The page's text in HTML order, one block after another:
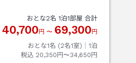
おとな2名 1泊1部屋 合計
40,700円 〜 69,300円
おとな1名 (2名1室)｜ 1泊
税込 20,350円〜34,650円